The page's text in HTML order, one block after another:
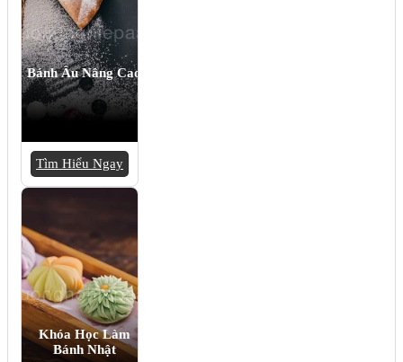
Bánh Âu Nâng Cao
Tìm Hiểu Ngay
Khóa Học Làm
Bánh Nhật